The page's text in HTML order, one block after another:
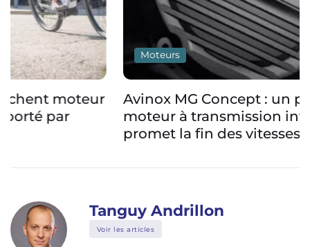
Moteurs
Avinox MG Concept : un prototype de
moteur à transmission intégrée qui
promet la fin des vitesses
Tanguy Andrillon
Voir les articles